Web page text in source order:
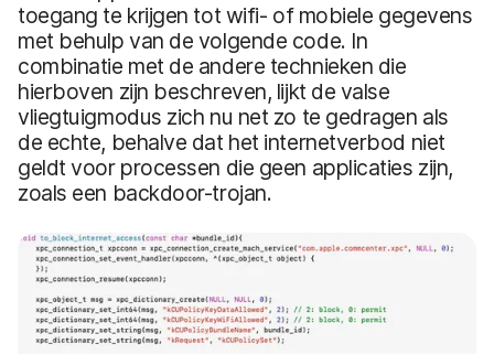
toegang te krijgen tot wifi- of mobiele gegevens
met behulp van de volgende code. In
combinatie met de andere technieken die
hierboven zijn beschreven, lijkt de valse
vliegtuigmodus zich nu net zo te gedragen als
de echte, behalve dat het internetverbod niet
geldt voor processen die geen applicaties zijn,
zoals een backdoor-trojan.